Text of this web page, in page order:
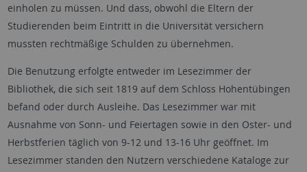
einholen zu müssen. Und dass, obwohl die Eltern der
Studierenden beim Eintritt in die Universität versichern
mussten rechtmäßige Schulden zu übernehmen.
Die Benutzung erfolgte entweder im Lesezimmer der
Bibliothek, die sich seit 1819 auf dem Schloss Hohentübingen
befand oder durch Ausleihe. Das Lesezimmer war mit
Ausnahme von Sonn- und Feiertagen sowie in den Oster- und
Herbstferien täglich von 9-12 und 13-16 Uhr geöffnet. Im
Lesezimmer standen den Nutzern verschiedene Kataloge zur